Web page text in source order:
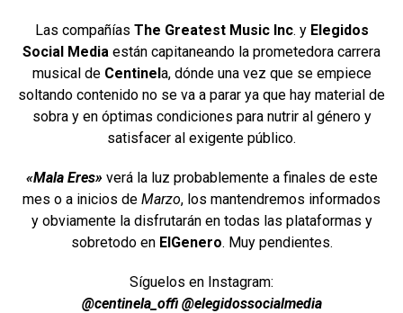
Las compañías The Greatest Music Inc. y Elegidos
Social Media están capitaneando la prometedora carrera
musical de Centinela, dónde una vez que se empiece
soltando contenido no se va a parar ya que hay material de
sobra y en óptimas condiciones para nutrir al género y
satisfacer al exigente público.
«Mala Eres»verá la luz probablemente a finales de este
mes o a inicios de Marzo, los mantendremos informados
y obviamente la disfrutarán en todas las plataformas y
sobretodo enElGenero. Muy pendientes.
Síguelos en Instagram:
@centinela_offi @elegidossocialmedia